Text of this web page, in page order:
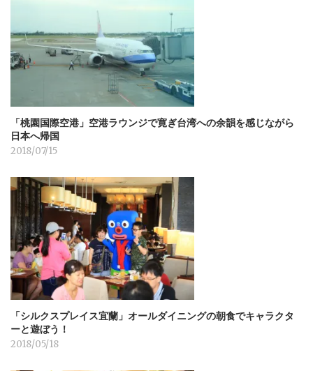
「桃園国際空港」空港ラウンジで寛ぎ台湾への余韻を感じながら
日本へ帰国
2018/07/15
「シルクスプレイス宜蘭」オールダイニングの朝食でキャラクタ
ーと遊ぼう！
2018/05/18